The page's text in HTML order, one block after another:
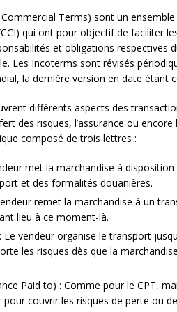
Terms) sont un
qui ont pour objectif de faciliter
et obligations respectives
Les Incoterms sont révisés
la dernière version en date étant
différents aspects des
des risques, l’assurance ou
composé de trois lettres :
met la marchandise à
et des formalités douanières.
remet la marchandise à un
lieu à ce moment-là.
Le vendeur organise le transport
les risques dès que la
Paid to) : Comme pour le CPT,
pour couvrir les risques de perte ou